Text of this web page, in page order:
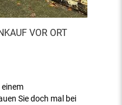
VOR ORT
Sie doch mal bei